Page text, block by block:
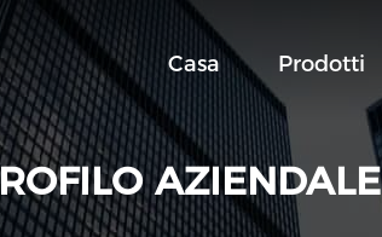
Casa Prodotti
AZIENDALE